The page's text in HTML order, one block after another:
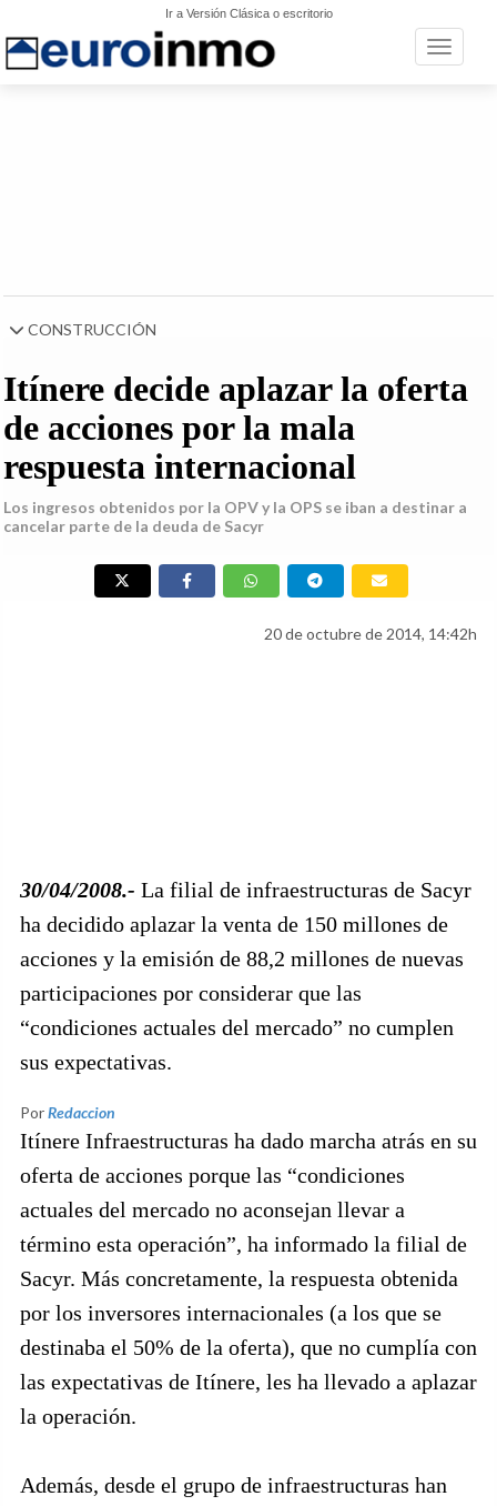
Ir a Versión Clásica o escritorio
Toggle
CONSTRUCCIÓN
Itínere decide aplazar la oferta
de acciones por la mala
respuesta internacional
Los ingresos obtenidos por la OPV y la OPS se iban a destinar a
cancelar parte de la deuda de Sacyr
20 de octubre de 2014, 14:42h
30/04/2008.- La filial de infraestructuras de Sacyr
ha decidido aplazar la venta de 150 millones de
acciones y la emisión de 88,2 millones de nuevas
participaciones por considerar que las
“condiciones actuales del mercado” no cumplen
sus expectativas.
PorRedaccion
Itínere Infraestructuras ha dado marcha atrás en su
oferta de acciones porque las “condiciones
actuales del mercado no aconsejan llevar a
término esta operación”, ha informado la filial de
Sacyr. Más concretamente, la respuesta obtenida
por los inversores internacionales (a los que se
destinaba el 50% de la oferta), que no cumplía con
las expectativas de Itínere, les ha llevado a aplazar
la operación.
Además, desde el grupo de infraestructuras han